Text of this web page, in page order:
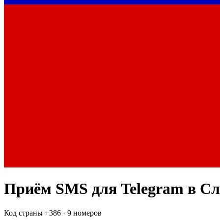
Приём SMS для Telegram в
Код страны +386 · 9 номеров